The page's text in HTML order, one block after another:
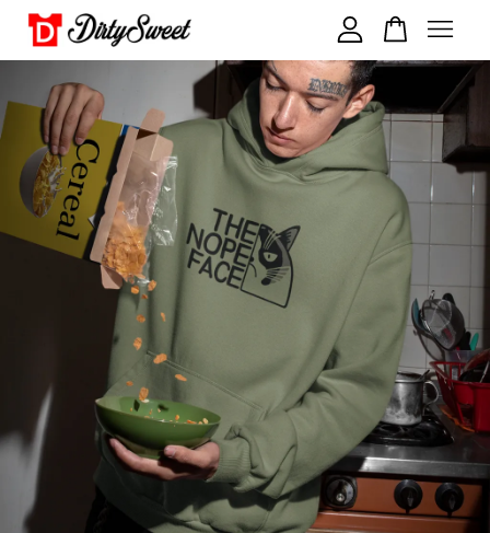
您的購物車目前還是空的。
繼續購物